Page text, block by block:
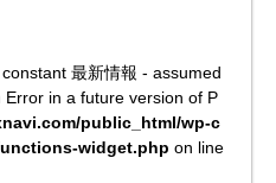
最新情報 - assumed
in a future version of P
public_html/wp-c
widget.php on line